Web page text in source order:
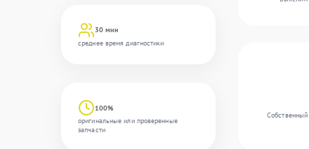
30 мин
среднее время диагностики
100%
оригинальные или проверенные
запчасти